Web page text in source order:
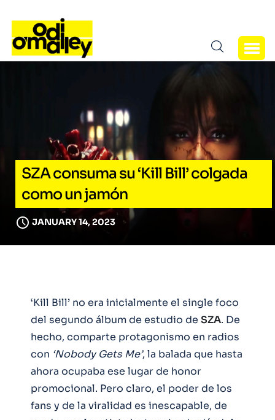
SZA consuma su ‘Kill Bill’ colgada
como un jamón
JANUARY 14, 2023
‘Kill Bill’ no era inicialmente el single foco
del segundo álbum de estudio de SZA. De
hecho, comparte protagonismo en radios
con ‘Nobody Gets Me’, la balada que hasta
ahora ocupaba ese lugar de honor
promocional. Pero claro, el poder de los
fans y de la viralidad es inescapable, de